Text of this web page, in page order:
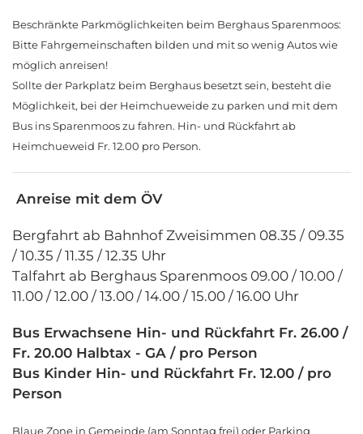
Beschränkte Parkmöglichkeiten beim Berghaus Sparenmoos:
Bitte Fahrgemeinschaften bilden und mit so wenig Autos wie
möglich anreisen!
Sollte der Parkplatz beim Berghaus besetzt sein, besteht die
Möglichkeit, bei der Heimchueweide zu parken und mit dem
Bus ins Sparenmoos zu fahren. Hin- und Rückfahrt ab
Heimchueweid Fr. 12.00 pro Person.
Anreise mit dem ÖV
Bergfahrt ab Bahnhof Zweisimmen 08.35 / 09.35
/ 10.35 / 11.35 / 12.35 Uhr
Talfahrt ab Berghaus Sparenmoos 09.00 / 10.00 /
11.00 / 12.00 / 13.00 / 14.00 / 15.00 / 16.00 Uhr
Bus Erwachsene Hin- und Rückfahrt Fr. 26.00 /
Fr. 20.00 Halbtax - GA / pro Person
Bus Kinder Hin- und Rückfahrt Fr. 12.00 / pro
Person
Blaue Zone in Gemeinde (am Sonntag frei) oder Parking